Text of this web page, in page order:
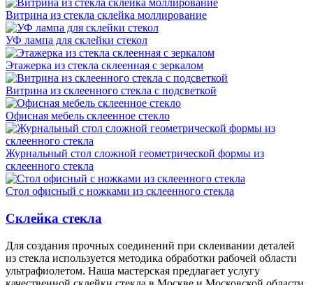
Витрина из стекла склейка моллирование
УФ лампа для склейки стекол
Этажерка из стекла склеенная с зеркалом
Витрина из склеенного стекла с подсветкой
Офисная мебель склеенное стекло
Журнальный стол сложной геометрической формы из
склеенного стекла
Стол офисный с ножками из склеенного стекла
Склейка стекла
Для создания прочных соединений при склеивании деталей
из стекла используется методика обработки рабочей области
ультрафиолетом. Наша мастерская предлагает услугу